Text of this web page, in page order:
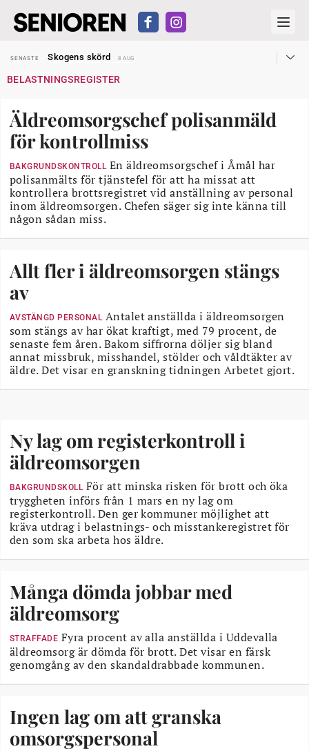
SENASTE
Skogens skörd
8 AUG
SENASTE
Reform för äldre kan bli slag i luften
SENASTE
Snart kan telefonförsäljning förbjudas i Sverige
29 JUL
SENASTE
Hyror rusar ifrån äldres bostadstillägg
28 JUL
SENASTE
Skogens skörd 8 AUG
BELASTNINGSREGISTER
Äldreomsorgschef polisanmäld
för kontrollmiss
BAKGRUNDSKONTROLLEn äldreomsorgschef i Åmål har
polisanmälts för tjänstefel för att ha missat att
kontrollera brottsregistret vid anställning av personal
inom äldreomsorgen. Chefen säger sig inte känna till
någon sådan miss.
Allt fler i äldreomsorgen stängs
av
AVSTÄNGD PERSONALAntalet anställda i äldreomsorgen
som stängs av har ökat kraftigt, med 79 procent, de
senaste fem åren. Bakom siffrorna döljer sig bland
annat missbruk, misshandel, stölder och våldtäkter av
äldre. Det visar en granskning tidningen Arbetet gjort.
Ny lag om registerkontroll i
äldreomsorgen
BAKGRUNDSKOLLFör att minska risken för brott och öka
tryggheten införs från 1 mars en ny lag om
registerkontroll. Den ger kommuner möjlighet att
kräva utdrag i belastnings- och misstankeregistret för
den som ska arbeta hos äldre.
Många dömda jobbar med
äldreomsorg
STRAFFADE Fyra procent av alla anställda i Uddevalla
äldreomsorg är dömda för brott. Det visar en färsk
genomgång av den skandaldrabbade kommunen.
Ingen lag om att granska
omsorgspersonal